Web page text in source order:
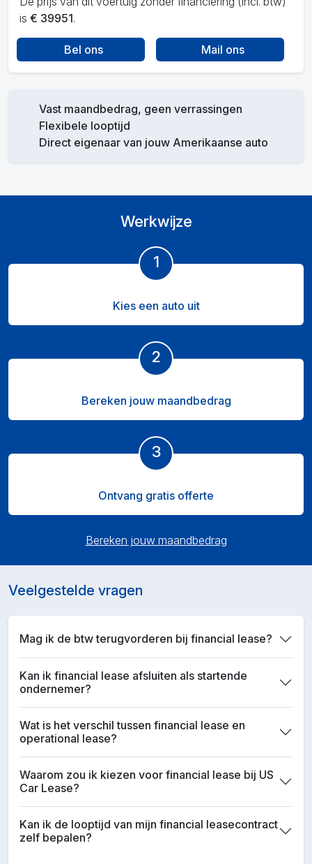
is € 39951.
Bel ons Mail ons
Vast maandbedrag, geen verrassingen
Flexibele looptijd
Direct eigenaar van jouw Amerikaanse auto
Werkwijze
1
Kies een auto uit
2
Bereken jouw maandbedrag
3
Ontvang gratis offerte
Bereken jouw maandbedrag
Veelgestelde vragen
Mag ik de btw terugvorderen bij financial lease?
Kan ik financial lease afsluiten als startende
ondernemer?
Wat is het verschil tussen financial lease en
operational lease?
Waarom zou ik kiezen voor financial lease bij US
Car Lease?
Kan ik de looptijd van mijn financial leasecontract
zelf bepalen?